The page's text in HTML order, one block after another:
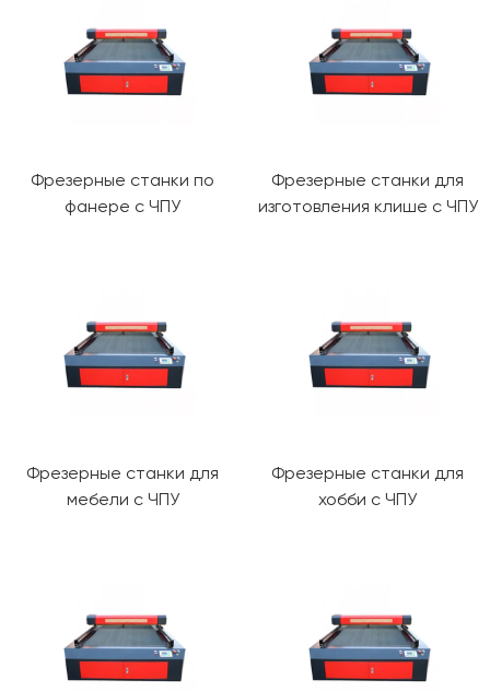
Фрезерные станки по
фанере с ЧПУ
Фрезерные станки для
изготовления клише с ЧПУ
Фрезерные станки для
мебели с ЧПУ
Фрезерные станки для
хобби с ЧПУ